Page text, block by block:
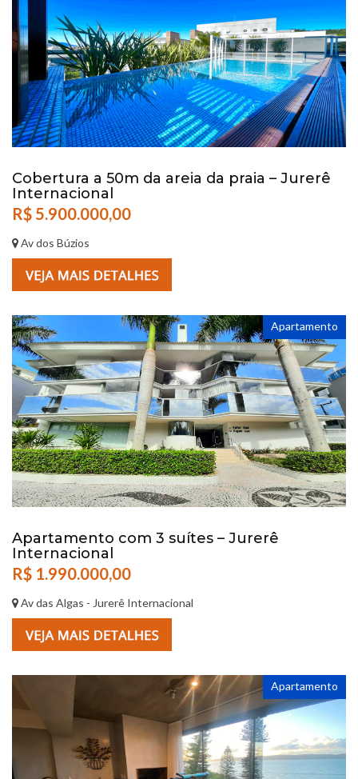
Cobertura a 50m da areia da praia – Jurerê
Internacional
R$ 5.900.000,00
Av dos Búzios
Apartamento
Apartamento com 3 suítes – Jurerê
Internacional
R$ 1.990.000,00
Av das Algas - Jurerê Internacional
Apartamento